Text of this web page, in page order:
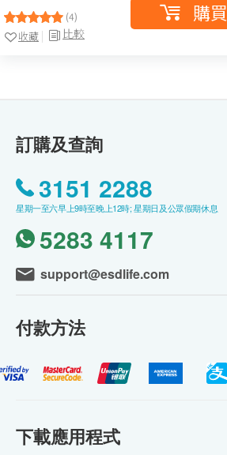
(4)
比較
收藏
購買
訂購及查詢
3151 2288
星期一至六早上9時至晚上12時; 星期日及公眾假期休息
5283 4117
support@esdlife.com
付款方法
下載應用程式